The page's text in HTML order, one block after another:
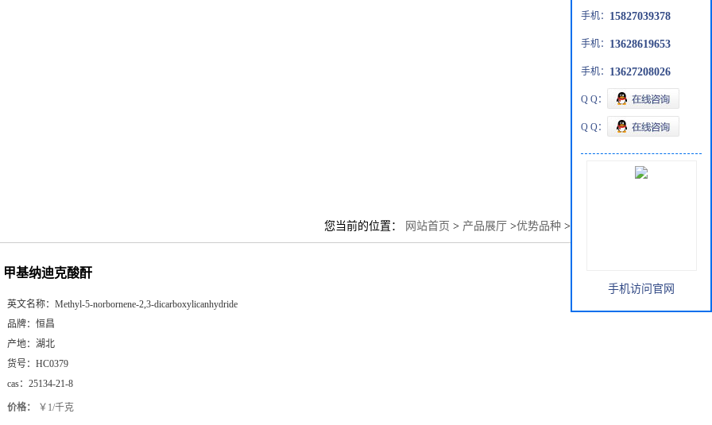
您当前的位置： 网站首页 > 产品展厅 >优势品种 >
甲基纳迪克酸酐
英文名称： Methyl-5-norbornene-2,3-dicarboxylicanhydride
品牌： 恒昌
产地： 湖北
货号： HC0379
cas： 25134-21-8
价格： ￥1/千克
手机： 15827039378
手机： 13628619653
手机： 13627208026
Q Q：
Q Q：
手机访问官网